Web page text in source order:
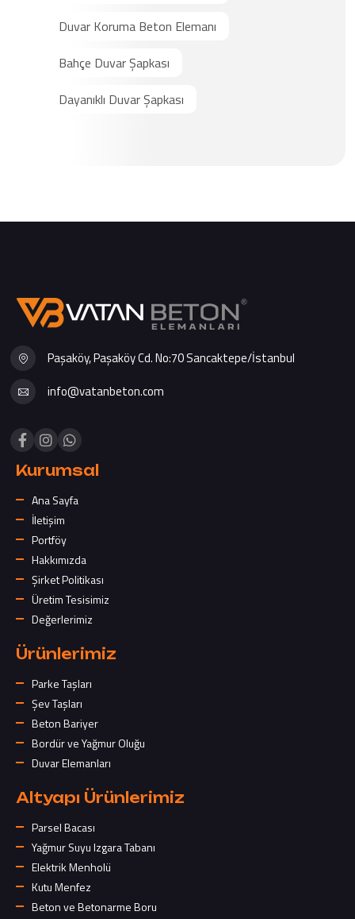
Duvar Koruma Beton Elemanı
Bahçe Duvar Şapkası
Dayanıklı Duvar Şapkası
Paşaköy, Paşaköy Cd. No:70 Sancaktepe/İstanbul
info@vatanbeton.com
Kurumsal
Ana Sayfa
İletişim
Portföy
Hakkımızda
Şirket Politikası
Üretim Tesisimiz
Değerlerimiz
Ürünlerimiz
Parke Taşları
Şev Taşları
Beton Bariyer
Bordür ve Yağmur Oluğu
Duvar Elemanları
Altyapı Ürünlerimiz
Parsel Bacası
Yağmur Suyu Izgara Tabanı
Elektrik Menholü
Kutu Menfez
Beton ve Betonarme Boru